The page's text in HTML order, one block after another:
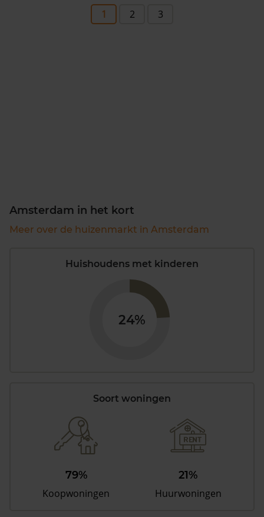
1 2 3
Amsterdam in het kort
Meer over de huizenmarkt in Amsterdam
Huishoudens met kinderen
24%
Soort woningen
79%
Koopwoningen
21%
Huurwoningen